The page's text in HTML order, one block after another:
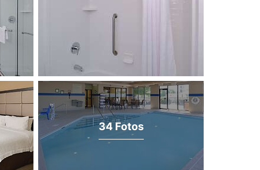
34 Fotos